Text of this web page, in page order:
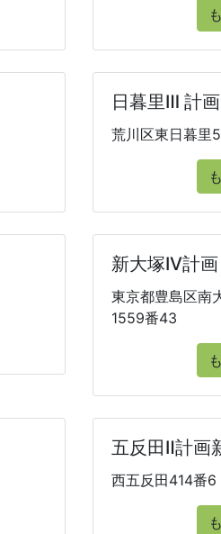
日暮里Ⅲ 計
荒川区東日暮里
新大塚IV計
東京都豊島区南
1559番43
五反田Ⅱ計画
西五反田414番6